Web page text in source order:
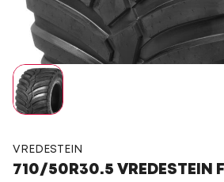
VREDESTEIN
710/50R30.5 VREDESTEIN